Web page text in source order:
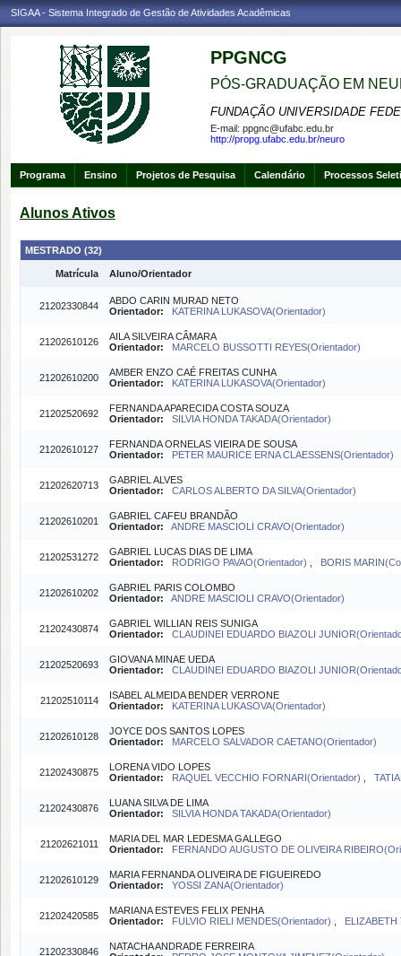
SIGAA - Sistema Integrado de Gestão de Atividades Acadêmicas
PPGNCG
PÓS-GRADUAÇÃO EM
FUNDAÇÃO UNIVERSIDADE
E-mail: ppgnc@ufabc.edu.br
http://propg.ufabc.edu.br/neuro
Programa Ensino Projetos de Pesquisa Calendário Processos
Alunos Ativos
MESTRADO (32)
Matrícula Aluno/Orientador
21202330844
ABDO CARIN MURAD NETO
Orientador:
KATERINA LUKASOVA(Orientador)
21202610126
AILA SILVEIRA CÂMARA
Orientador:
MARCELO BUSSOTTI REYES(Orientador)
21202610200
AMBER ENZO CAÉ FREITAS CUNHA
Orientador:
KATERINA LUKASOVA(Orientador)
21202520692
FERNANDA APARECIDA COSTA SOUZA
Orientador:
SILVIA HONDA TAKADA(Orientador)
21202610127
FERNANDA ORNELAS VIEIRA DE SOUSA
Orientador:
PETER MAURICE ERNA CLAESSENS(Orientador)
21202620713
GABRIEL ALVES
Orientador:
CARLOS ALBERTO DA SILVA(Orientador)
21202610201
GABRIEL CAFEU BRANDÃO
Orientador:
ANDRE MASCIOLI CRAVO(Orientador)
21202531272
GABRIEL LUCAS DIAS DE LIMA
Orientador:
RODRIGO PAVAO(Orientador) BORIS
21202610202
GABRIEL PARIS COLOMBO
Orientador:
ANDRE MASCIOLI CRAVO(Orientador)
21202430874
GABRIEL WILLIAN REIS SUNIGA
Orientador:
CLAUDINEI EDUARDO BIAZOLI
21202520693
GIOVANA MINAE UEDA
Orientador:
CLAUDINEI EDUARDO BIAZOLI
21202510114
ISABEL ALMEIDA BENDER VERRONE
Orientador:
KATERINA LUKASOVA(Orientador)
21202610128
JOYCE DOS SANTOS LOPES
Orientador:
MARCELO SALVADOR CAETANO(Orientador)
21202430875
LORENA VIDO LOPES
Orientador:
RAQUEL VECCHIO FORNARI(Orientador)
21202430876
LUANA SILVA DE LIMA
Orientador:
SILVIA HONDA TAKADA(Orientador)
21202621011
MARIA DEL MAR LEDESMA GALLEGO
Orientador:
FERNANDO AUGUSTO DE OLIVEIRA
21202610129
MARIA FERNANDA OLIVEIRA DE FIGUEIREDO
Orientador:
YOSSI ZANA(Orientador)
21202420585
MARIANA ESTEVES FELIX PENHA
Orientador:
FULVIO RIELI MENDES(Orientador)
21202330846
NATACHA ANDRADE FERREIRA